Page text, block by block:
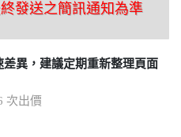
發送之簡訊通知為準
異，建議定期重新整理頁面
次出價